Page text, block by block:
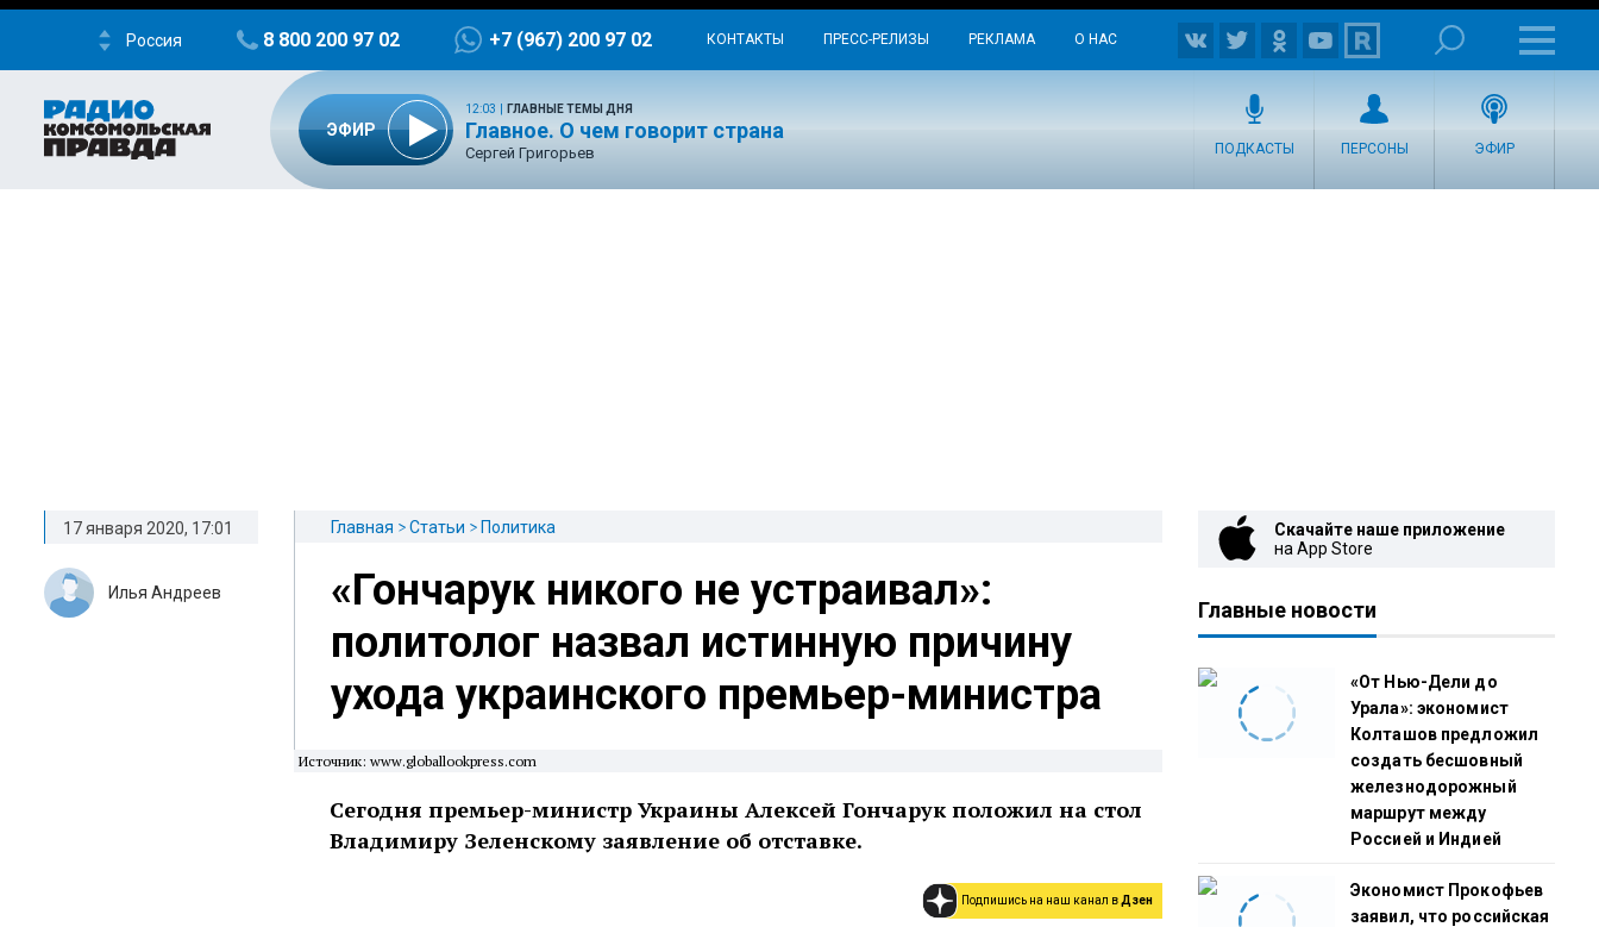
Россия 8 800 200 97 02 +7 (967) 200 97 02 КОНТАКТЫ ПРЕСС-РЕЛИЗЫ РЕКЛАМА О НАС
ЭФИР
12:03 ГЛАВНЫЕ ТЕМЫ ДНЯ
Главное. О чем говорит страна
Сергей Григорьев ПОДКАСТЫ ПЕРСОНЫ ЭФИР
Главная Статьи Политика
«Гончарук никого не устраивал»:
политолог назвал истинную причину
ухода украинского премьер-министра
Источник: www.globallookpress.com
Сегодня премьер-министр Украины Алексей Гончарук положил на стол
Владимиру Зеленскому заявление об отставке.
Подпишись на наш канал вДзен
17 января 2020, 17:01
Илья Андреев
Скачайте наше приложение
на App Store
Главные новости
«От Нью-Дели до
Урала»: экономист
Колташов предложил
создать бесшовный
железнодорожный
маршрут между
Россией и Индией
Экономист Прокофьев
заявил, что российская